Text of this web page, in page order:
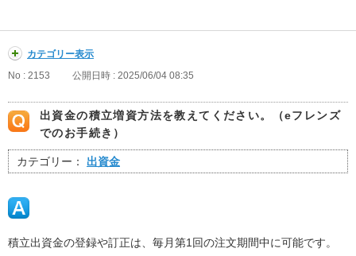
カテゴリー表示
No : 2153
公開日時 : 2025/06/04 08:35
出資金の積立増資方法を教えてください。（eフレンズ
でのお手続き）
カテゴリー： 出資金
積立出資金の登録や訂正は、毎月第1回の注文期間中に可能です。